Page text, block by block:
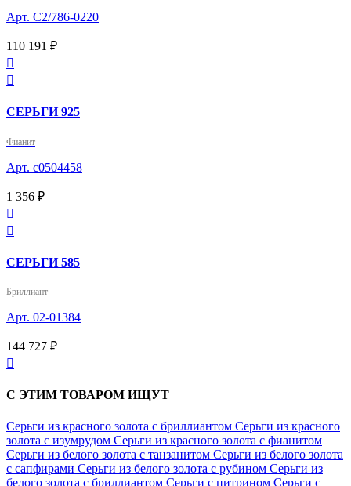
Арт. С2/786-0220
110 191 ₽


СЕРЬГИ 925
Фианит
Арт. с0504458
1 356 ₽


СЕРЬГИ 585
Бриллиант
Арт. 02-01384
144 727 ₽

С ЭТИМ ТОВАРОМ ИЩУТ
Серьги из красного золота с бриллиантом Серьги из красного
золота с изумрудом Серьги из красного золота с фианитом
Серьги из белого золота с танзанитом Серьги из белого золота
с сапфирами Серьги из белого золота с рубином Серьги из
белого золота с бриллиантом Серьги с цитрином Серьги с